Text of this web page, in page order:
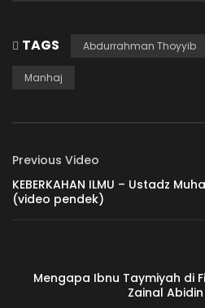
TAGS Abdurrahman Thoyyib
Manhaj
Previous Video
KEBERKAHAN ILMU – Ustadz
(video pendek)
Mengapa Ibnu Taymiyah di
Zainal